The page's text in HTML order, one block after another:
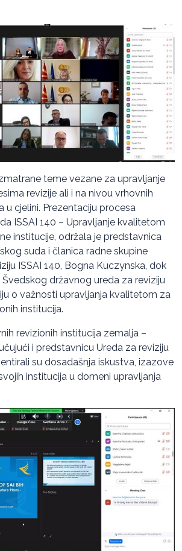
teme vezane za upravljanje
revizije ali i na nivou vrhovnih
u cjelini. Prezentaciju procesa
ISSAI 140 – Upravljanje kvalitetom
institucije, održala je predstavnica
suda i članica radne skupine
ISSAI 140, Bogna Kuczynska, dok
državnog ureda za reviziju
o važnosti upravljanja kvalitetom za
institucija.
revizionih institucija zemalja –
i predstavnicu Ureda za reviziju
su dosadašnja iskustva, izazove
institucija u domeni upravljanja